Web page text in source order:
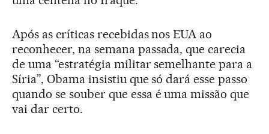
Após as críticas recebidas nos EUA ao
reconhecer, na semana passada, que carecia
de uma “estratégia militar semelhante para a
Síria”, Obama insistiu que só dará esse passo
quando se souber que essa é uma missão que
vai dar certo.